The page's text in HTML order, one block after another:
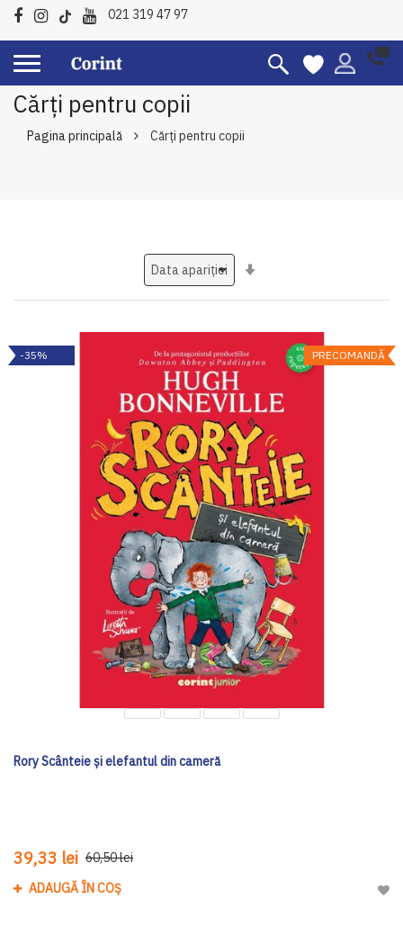
021 319 47 97
Cărți pentru copii
Pagina principală Cărți pentru copii
PRECOMANDĂ
-35%
Rory Scânteie și elefantul din cameră
39,33 lei 60,50 lei
ADAUGĂ ÎN COȘ